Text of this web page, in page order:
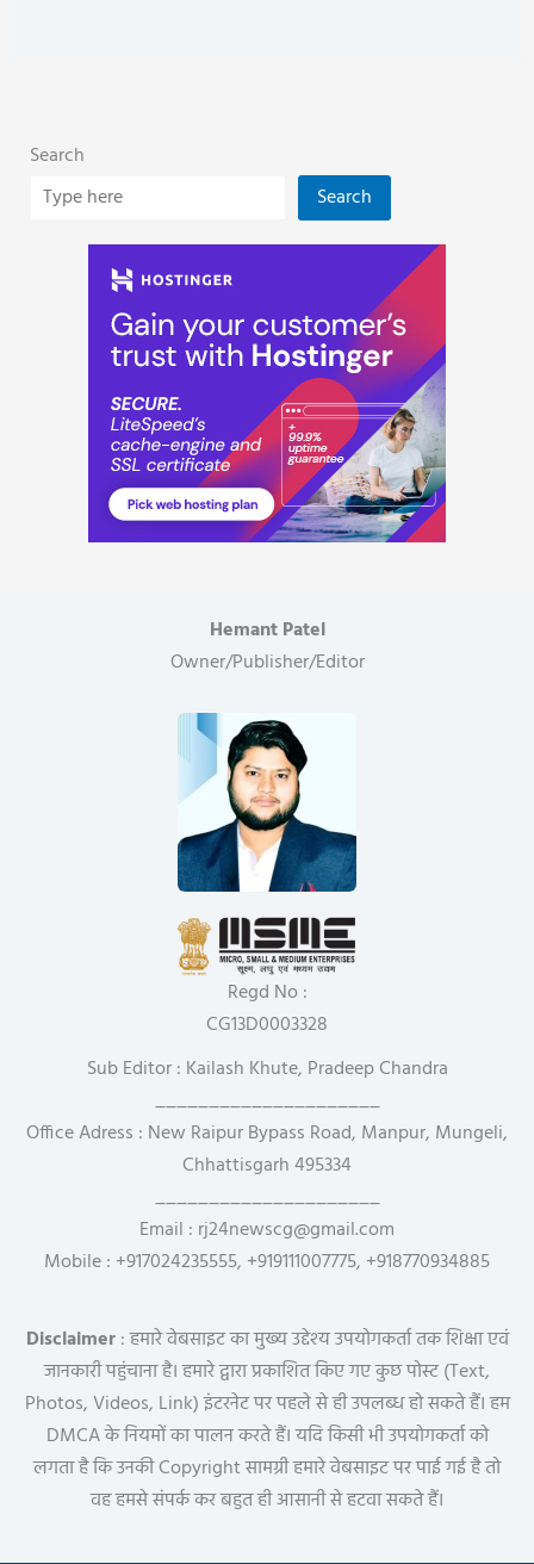
Search
Search
Hemant Patel
Owner/Publisher/Editor
Regd No :
CG13D0003328
Sub Editor : Kailash Khute, Pradeep Chandra
_____________________
Office Adress : New Raipur Bypass Road, Manpur, Mungeli,
Chhattisgarh 495334
_____________________
Email : rj24newscg@gmail.com
Mobile : +917024235555, +919111007775, +918770934885
Disclaimer: हमारे वेबसाइट का मुख्य उद्देश्य उपयोगकर्ता तक शिक्षा एवं
जानकारी पहुंचाना है। हमारे द्वारा प्रकाशित किए गए कुछ पोस्ट (Text,
Photos, Videos, Link) इंटरनेट पर पहले से ही उपलब्ध हो सकते हैं। हम
DMCA के नियमों का पालन करते हैं। यदि किसी भी उपयोगकर्ता को
लगता है कि उनकी Copyright सामग्री हमारे वेबसाइट पर पाई गई है तो
वह हमसे संपर्क कर बहुत ही आसानी से हटवा सकते हैं।